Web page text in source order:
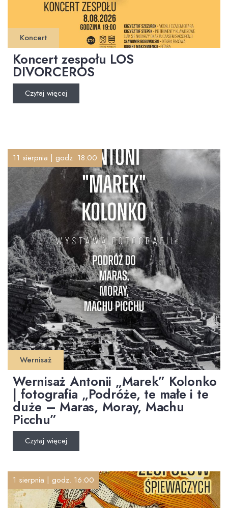
Koncert
Koncert zespołu LOS
DIVORCEROS
Czytaj więcej
11 sierpnia | godz. 18:00
Wernisaż
Wernisaż Antonii „Marek” Kolonko
| fotografia „Podróże, te małe i te
duże – Maras, Moray, Machu
Picchu”
Czytaj więcej
1 sierpnia | godz. 16:00